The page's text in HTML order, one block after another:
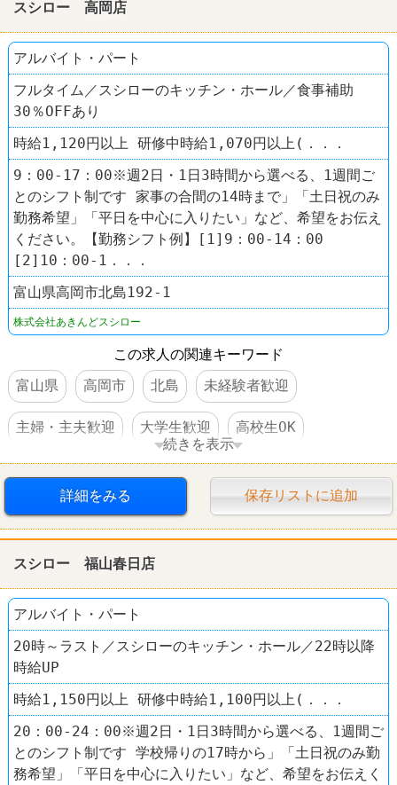
スシロー 高岡店
アルバイト・パート
フルタイム／スシローのキッチン・ホール／食事補助
30％OFFあり
時給1,120円以上 研修中時給1,070円以上(．．．
9：00-17：00※週2日・1日3時間から選べる、1週間ご
とのシフト制です 家事の合間の14時まで」「土日祝のみ
勤務希望」「平日を中心に入りたい」など、希望をお伝え
ください。【勤務シフト例】[1]9：00-14：00
[2]10：00-1．．．
富山県高岡市北島192-1
株式会社あきんどスシロー
この求人の関連キーワード
富山県
高岡市 北島 未経験者歓迎
主婦・主夫歓迎 大学生歓迎 高校生OK
交通費支給 社員登用あり 駅チカ
禁煙・分煙
続きを表示
詳細をみる 保存リストに追加
スシロー 福山春日店
アルバイト・パート
20時～ラスト／スシローのキッチン・ホール／22時以降
時給UP
時給1,150円以上 研修中時給1,100円以上(．．．
20：00-24：00※週2日・1日3時間から選べる、1週間ご
とのシフト制です 学校帰りの17時から」「土日祝のみ勤
務希望」「平日を中心に入りたい」など、希望をお伝えく